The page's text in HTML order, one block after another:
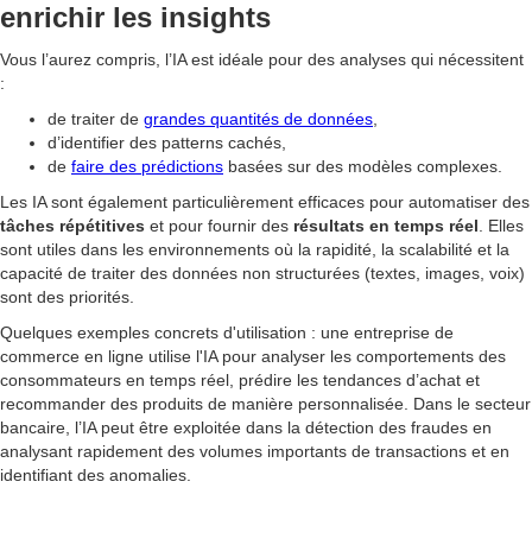
enrichir les insights
Vous l’aurez compris, l’IA est idéale pour des analyses qui nécessitent
:
de traiter de grandes quantités de données
d’identifier des patterns cachés,
de faire des prédictions basées sur des modèles complexes.
Les IA sont également particulièrement efficaces pour automatiser des
tâches répétitives et pour fournir des résultats en temps réel . Elles
sont utiles dans les environnements où la rapidité, la scalabilité et la
capacité de traiter des données non structurées (textes, images, voix)
sont des priorités.
Quelques exemples concrets d'utilisation : une entreprise de
commerce en ligne utilise l'IA pour analyser les comportements des
consommateurs en temps réel, prédire les tendances d’achat et
recommander des produits de manière personnalisée. Dans le secteur
bancaire, l’IA peut être exploitée dans la détection des fraudes en
analysant rapidement des volumes importants de transactions et en
identifiant des anomalies.